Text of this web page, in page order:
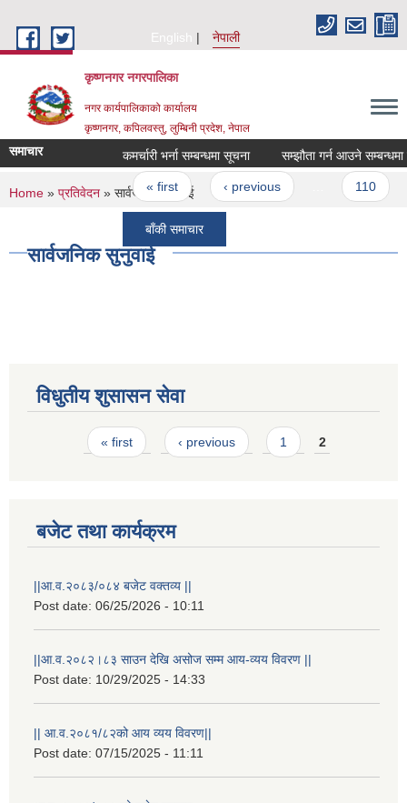
English
नेपाली
कृष्णनगर नगरपालिका
नगर कार्यपालिकाको कार्यालय
कृष्णनगर, कपिलवस्तु, लुम्बिनी प्रदेश, नेपाल
समाचार कमर्चारी भर्ना सम्बन्धमा सूचना
Pages
« first ‹ previous 110
बाँकी समाचार
You are here
Home » प्रतिवेदन » सार्वजनिक सुनुवाई
सार्वजनिक सुनुवाई
विधुतीय शुसासन सेवा
Pages« first ‹ previous 1 2
बजेट तथा कार्यक्रम
||आ.व.२०८३/०८४ बजेट वक्तव्य ||
Post date: 06/25/2026 - 10:11
||आ.व.२०८२।८३ साउन देखि असोज सम्म आय-व्यय विवरण ||
Post date: 10/29/2025 - 14:33
|| आ.व.२०८१/८२को आय व्यय विवरण||
Post date: 07/15/2025 - 11:11